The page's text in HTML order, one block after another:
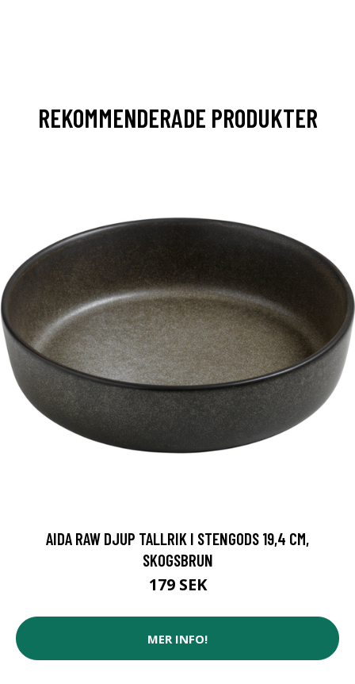
REKOMMENDERADE PRODUKTER
AIDA RAW DJUP TALLRIK I STENGODS 19,4 CM,
SKOGSBRUN
179 SEK
MER INFO!